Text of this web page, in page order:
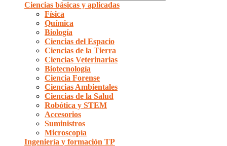
Ciencias básicas y aplicadas
Física
Química
Biología
Ciencias del Espacio
Ciencias de la Tierra
Ciencias Veterinarias
Biotecnología
Ciencia Forense
Ciencias Ambientales
Ciencias de la Salud
Robótica y STEM
Accesorios
Suministros
Microscopía
Ingeniería y formación TP